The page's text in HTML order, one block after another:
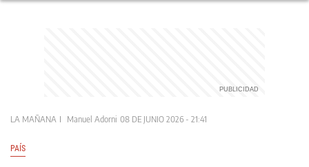
LA MAÑANA Manuel Adorni 08 DE JUNIO 2026 - 21:41
PAÍS